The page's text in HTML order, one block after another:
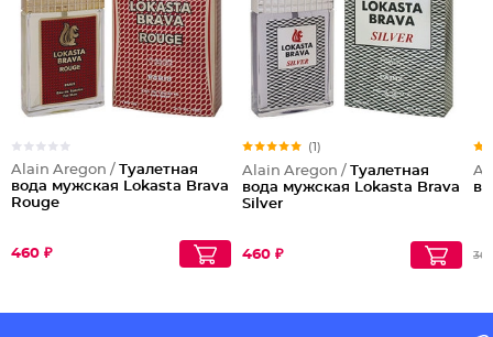
Alain Aregon / Туалетная
вода мужская Lokasta Brava
Rouge
460 ₽
(1)
Alain Aregon / Туалетная
вода мужская Lokasta Brava
Silver
460 ₽ 369